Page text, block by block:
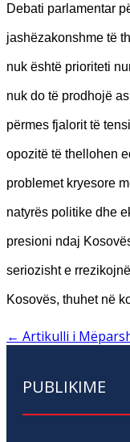
Debati parlamentar
jashëzakonshme të
nuk është prioriteti
nuk do të prodhojë
përmes fjalorit të
opozitë të thellohen
problemet kryesore
natyrës politike dhe
presioni ndaj
seriozisht e
Kosovës, thuhet në
← Artikulli i
PUBLIKIME